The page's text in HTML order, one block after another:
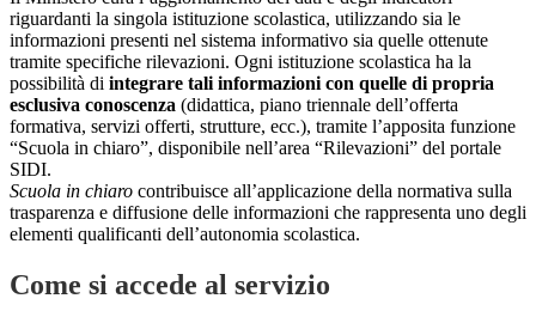
riguardanti la singola istituzione scolastica, utilizzando sia le
informazioni presenti nel sistema informativo sia quelle ottenute
tramite specifiche rilevazioni. Ogni istituzione scolastica ha la
possibilità di integrare tali informazioni con quelle di propria
esclusiva conoscenza (didattica, piano triennale dell’offerta
formativa, servizi offerti, strutture, ecc.), tramite l’apposita funzione
“Scuola in chiaro”, disponibile nell’area “Rilevazioni” del portale
SIDI.
Scuola in chiaro contribuisce all’applicazione della normativa sulla
trasparenza e diffusione delle informazioni che rappresenta uno degli
elementi qualificanti dell’autonomia scolastica.
Come si accede al servizio